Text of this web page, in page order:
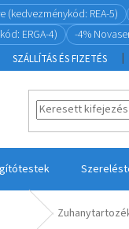
(kedvezménykód: REA-5)
ERGA-4)
-4%
SZÁLLÍTÁS ÉS FIZETÉS